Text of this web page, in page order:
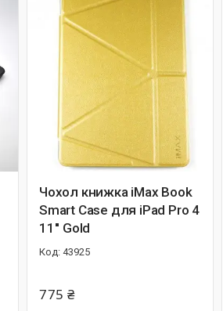
Чохол книжка iMax Book
Smart Case для iPad Pro 4
11'' Gold
43925
775 ₴